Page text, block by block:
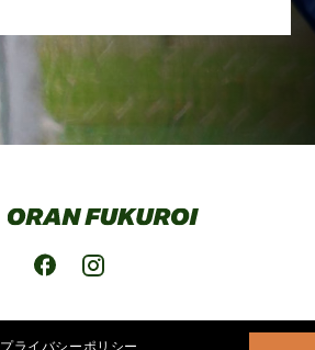
プライバシーポリシー